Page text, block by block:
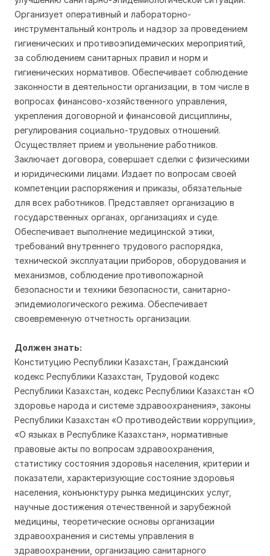
Организует оперативный и лабораторно-
инструментальный контроль и надзор за проведением
гигиенических и противоэпидемических мероприятий,
за соблюдением санитарных правил и норм и
гигиенических нормативов. Обеспечивает соблюдение
законности в деятельности организации, в том числе в
вопросах финансово-хозяйственного управления,
укрепления договорной и финансовой дисциплины,
регулирования социально-трудовых отношений.
Осуществляет прием и увольнение работников.
Заключает договора, совершает сделки с физическими
и юридическими лицами. Издает по вопросам своей
компетенции распоряжения и приказы, обязательные
для всех работников. Представляет организацию в
государственных органах, организациях и суде.
Обеспечивает выполнение медицинской этики,
требований внутреннего трудового распорядка,
технической эксплуатации приборов, оборудования и
механизмов, соблюдение противопожарной
безопасности и техники безопасности, санитарно-
эпидемиологического режима. Обеспечивает
своевременную отчетность организации.
Должен знать:
Конституцию Республики Казахстан, Гражданский
кодекс Республики Казахстан, Трудовой кодекс
Республики Казахстан, кодекс Республики Казахстан «О
здоровье народа и системе здравоохранения», законы
Республики Казахстан «О противодействии коррупции»,
«О языках в Республике Казахстан», нормативные
правовые акты по вопросам здравоохранения,
статистику состояния здоровья населения, критерии и
показатели, характеризующие состояние здоровья
населения, конъюнктуру рынка медицинских услуг,
научные достижения отечественной и зарубежной
медицины, теоретические основы организации
здравоохранения и системы управления в
здравоохранении, организацию санитарного